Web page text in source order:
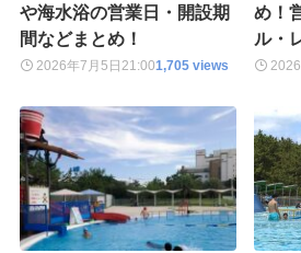
や海水浴の営業日・開設期
間などまとめ！
2026年7月5日 21:001,705 views
め！
ル・